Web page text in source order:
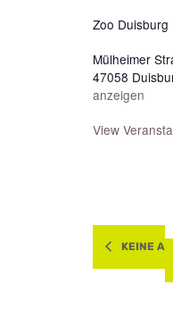
Zoo Duisburg
Mülheimer
47058
anzeigen
View
KEINE